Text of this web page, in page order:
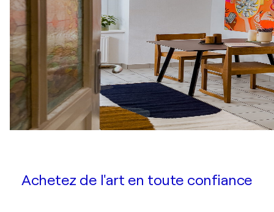
Achetez de l'art en toute confiance